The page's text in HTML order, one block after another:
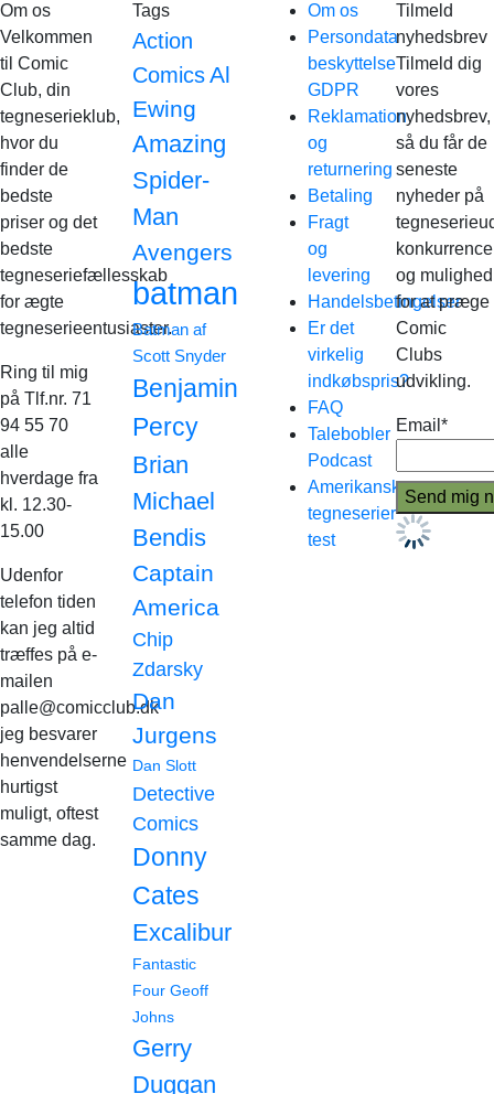
Om os
Velkommen
til Comic
Club, din
tegneserieklub,
hvor du
finder de
bedste
priser og det
bedste
tegneseriefællesskab
for ægte
tegneserieentusiaster.
Ring til mig
på Tlf.nr. 71
94 55 70
alle
hverdage fra
kl. 12.30-
15.00
Udenfor
telefon tiden
kan jeg altid
træffes på e-
mailen
palle@comicclub.dk
jeg besvarer
henvendelserne
hurtigst
muligt, oftest
samme dag.
Tags
Action
Comics Al
Ewing
Amazing
Spider-
Man
Avengers
batman
Batman af
Scott Snyder
Benjamin
Percy
Brian
Michael
Bendis
Captain
America
Chip
Zdarsky
Dan
Jurgens
Dan Slott
Detective
Comics
Donny
Cates
Excalibur
Fantastic
Four Geoff
Johns
Gerry
Duggan
Om os
Persondata
beskyttelse
GDPR
Reklamation
og
returnering
Betaling
Fragt
og
levering
Handelsbetingelser
Er det
virkelig
indkøbspris?
FAQ
Talebobler
Podcast
Amerikanske
tegneserier
test
Tilmeld
nyhedsbrev
Tilmeld dig
vores
nyhedsbrev,
så du får de
seneste
nyheder på
og mulighed
for at præge
Comic
Clubs
udvikling.
Email*